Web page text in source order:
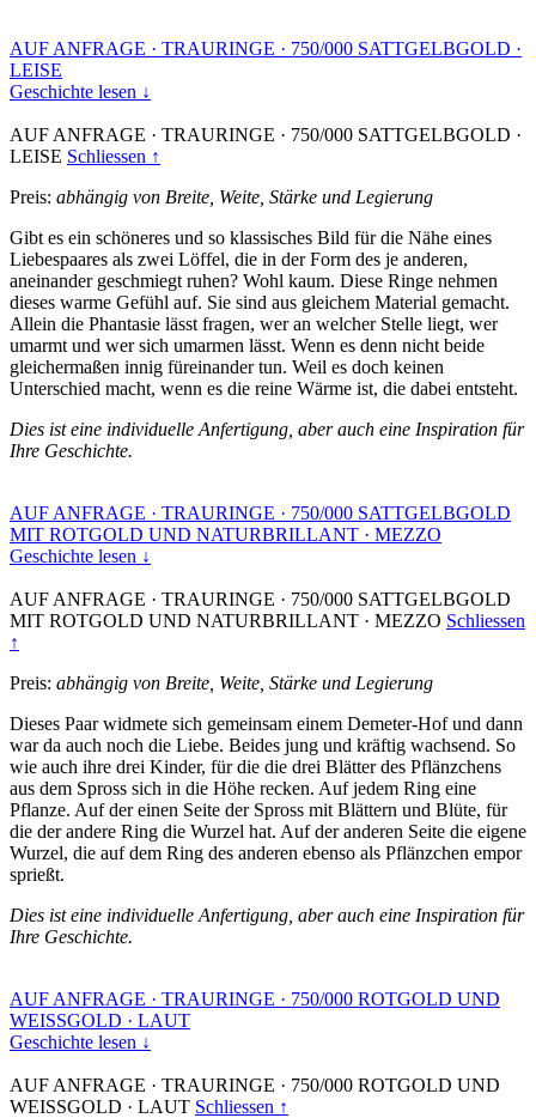
AUF ANFRAGE · TRAURINGE · 750/000 SATTGELBGOLD ·
LEISE
Geschichte lesen ↓
AUF ANFRAGE · TRAURINGE · 750/000 SATTGELBGOLD ·
LEISE Schliessen ↑
Preis: abhängig von Breite, Weite, Stärke und Legierung
Gibt es ein schöneres und so klassisches Bild für die Nähe eines
Liebespaares als zwei Löffel, die in der Form des je anderen,
aneinander geschmiegt ruhen? Wohl kaum. Diese Ringe nehmen
dieses warme Gefühl auf. Sie sind aus gleichem Material gemacht.
Allein die Phantasie lässt fragen, wer an welcher Stelle liegt, wer
umarmt und wer sich umarmen lässt. Wenn es denn nicht beide
gleichermaßen innig füreinander tun. Weil es doch keinen
Unterschied macht, wenn es die reine Wärme ist, die dabei entsteht.
Dies ist eine individuelle Anfertigung, aber auch eine Inspiration für
Ihre Geschichte.
AUF ANFRAGE · TRAURINGE · 750/000 SATTGELBGOLD
MIT ROTGOLD UND NATURBRILLANT · MEZZO
Geschichte lesen ↓
AUF ANFRAGE · TRAURINGE · 750/000 SATTGELBGOLD
MIT ROTGOLD UND NATURBRILLANT · MEZZO Schliessen
↑
Preis: abhängig von Breite, Weite, Stärke und Legierung
Dieses Paar widmete sich gemeinsam einem Demeter-Hof und dann
war da auch noch die Liebe. Beides jung und kräftig wachsend. So
wie auch ihre drei Kinder, für die die drei Blätter des Pflänzchens
aus dem Spross sich in die Höhe recken. Auf jedem Ring eine
Pflanze. Auf der einen Seite der Spross mit Blättern und Blüte, für
die der andere Ring die Wurzel hat. Auf der anderen Seite die eigene
Wurzel, die auf dem Ring des anderen ebenso als Pflänzchen empor
sprießt.
Dies ist eine individuelle Anfertigung, aber auch eine Inspiration für
Ihre Geschichte.
AUF ANFRAGE · TRAURINGE · 750/000 ROTGOLD UND
WEISSGOLD · LAUT
Geschichte lesen ↓
AUF ANFRAGE · TRAURINGE · 750/000 ROTGOLD UND
WEISSGOLD · LAUT Schliessen ↑